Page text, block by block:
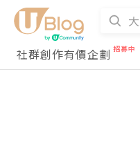
社群創作有價企劃